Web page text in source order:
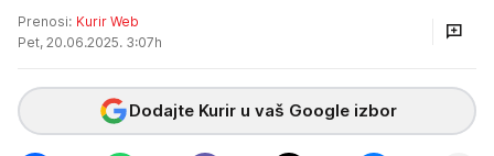
Prenosi: Kurir Web
Pet, 20.06.2025. 3:07h
Dodajte Kurir u vaš Google izbor